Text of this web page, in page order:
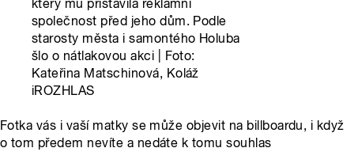
který mu přistavila reklamní
společnost před jeho dům. Podle
starosty města i samontého Holuba
šlo o nátlakovou akci | Foto:
Kateřina Matschinová, Koláž
iROZHLAS
Fotka vás i vaší matky se může objevit na billboardu, i když
o tom předem nevíte a nedáte k tomu souhlas